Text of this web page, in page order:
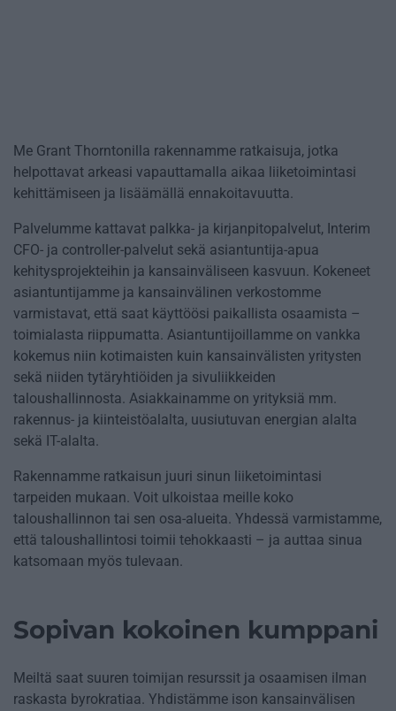
Me Grant Thorntonilla rakennamme ratkaisuja, jotka
helpottavat arkeasi vapauttamalla aikaa liiketoimintasi
kehittämiseen ja lisäämällä ennakoitavuutta.
Palvelumme kattavat palkka- ja kirjanpitopalvelut, Interim
CFO- ja controller-palvelut sekä asiantuntija-apua
kehitysprojekteihin ja kansainväliseen kasvuun. Kokeneet
asiantuntijamme ja kansainvälinen verkostomme
varmistavat, että saat käyttöösi paikallista osaamista –
toimialasta riippumatta. Asiantuntijoillamme on vankka
kokemus niin kotimaisten kuin kansainvälisten yritysten
sekä niiden tytäryhtiöiden ja sivuliikkeiden
taloushallinnosta. Asiakkainamme on yrityksiä mm.
rakennus- ja kiinteistöalalta, uusiutuvan energian alalta
sekä IT-alalta.
Rakennamme ratkaisun juuri sinun liiketoimintasi
tarpeiden mukaan. Voit ulkoistaa meille koko
taloushallinnon tai sen osa-alueita. Yhdessä varmistamme,
että taloushallintosi toimii tehokkaasti – ja auttaa sinua
katsomaan myös tulevaan.
Sopivan kokoinen kumppani
Meiltä saat suuren toimijan resurssit ja osaamisen ilman
raskasta byrokratiaa. Yhdistämme ison kansainvälisen